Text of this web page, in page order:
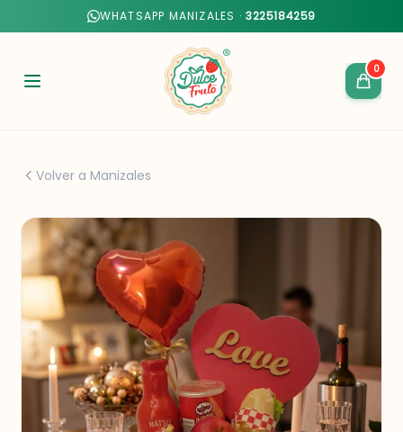
WHATSAPP MANIZALES ·3225184259
0
Volver a Manizales